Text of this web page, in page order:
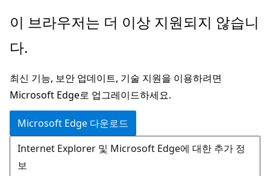
주
콘
츠
로
건
너
뛰
기
이 브라우저는 더 이상 지원되지 않습니
다.
최신 기능, 보안 업데이트, 기술 지원을 이용하려면
Microsoft Edge로 업그레이드하세요.
Microsoft Edge 다운로드
Internet Explorer 및 Microsoft Edge에 대한 추가 정
보